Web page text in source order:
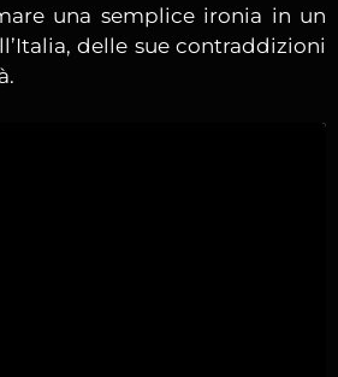
una semplice ironia in un
delle sue contraddizioni